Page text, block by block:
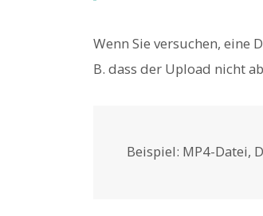
Wenn Sie versuchen,
B. dass der Upload nicht
Beispiel: MP4-Datei,